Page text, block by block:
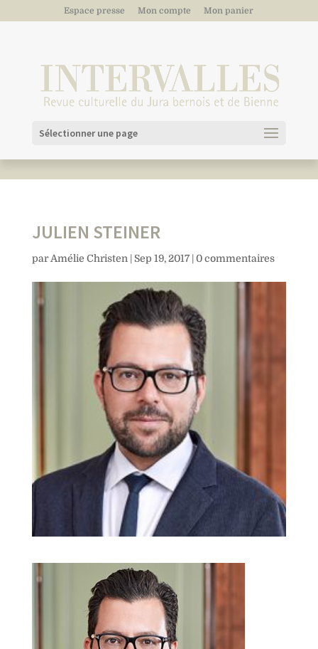
Espace presse Mon compte Mon panier
Sélectionner une page
JULIEN STEINER
parAmélie Christen | Sep 19, 2017| 0 commentaires